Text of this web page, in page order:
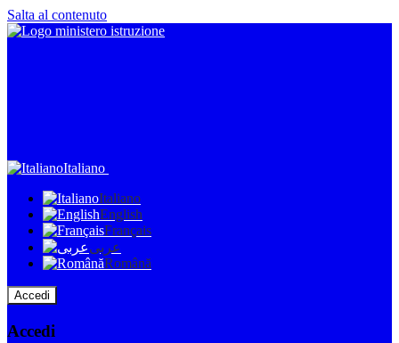
Salta al contenuto
Italiano
Italiano
English
Français
عربى
Română
Accedi
Accedi